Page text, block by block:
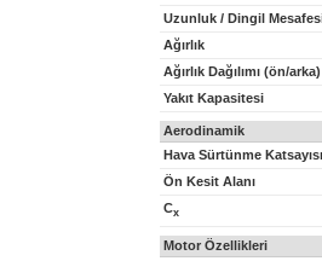
Uzunluk / Dingil
Ağırlık
Ağırlık Dağılımı (ön/arka)
Yakıt Kapasitesi
Aerodinamik
Hava Sürtünme Katsayısı
Ön Kesit Alanı
Cx
Motor Özellikleri